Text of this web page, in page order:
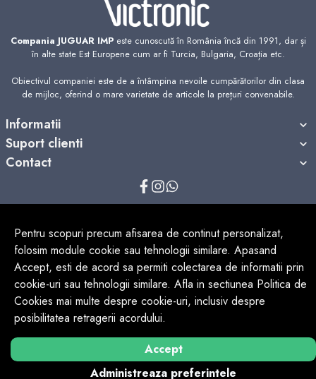
Compania JUGUAR IMPeste cunoscută în România încă din 1991, dar și
în alte state Est Europene cum ar fi Turcia, Bulgaria, Croația etc.
Obiectivul companiei este de a întâmpina nevoile cumpărătorilor din clasa
de mijloc, oferind o mare varietate de articole la prețuri convenabile.
Informatii
Suport clienti
Contact
Solutie eCommercepowered by
BrowserID:
Pentru scopuri precum afisarea de continut personalizat,
folosim module cookie sau tehnologii similare. Apasand
Accept, esti de acord sa permiti colectarea de informatii prin
cookie-uri sau tehnologii similare. Afla in sectiunea Politica de
Cookies mai multe despre cookie-uri, inclusiv despre
posibilitatea retragerii acordului.
Accept
Administreaza preferintele